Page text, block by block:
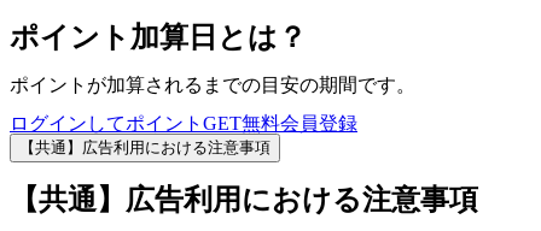
ポイント加算日とは？
ポイントが加算されるまでの目安の期間です。
ログインしてポイントGET無料会員登録
【共通】広告利用における注意事項
【共通】広告利用における注意事項